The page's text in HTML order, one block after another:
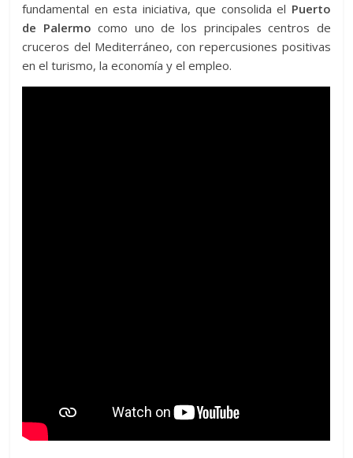
fundamental en esta iniciativa, que consolida el Puerto
de Palermo como uno de los principales centros de
cruceros del Mediterráneo, con repercusiones positivas
en el turismo, la economía y el empleo.